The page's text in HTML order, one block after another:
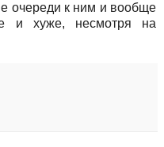
очереди к ним и вообще
и хуже, несмотря на